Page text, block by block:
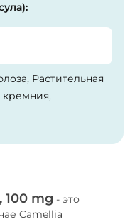
Растительная
кремния,
100 mg - это
Camellia